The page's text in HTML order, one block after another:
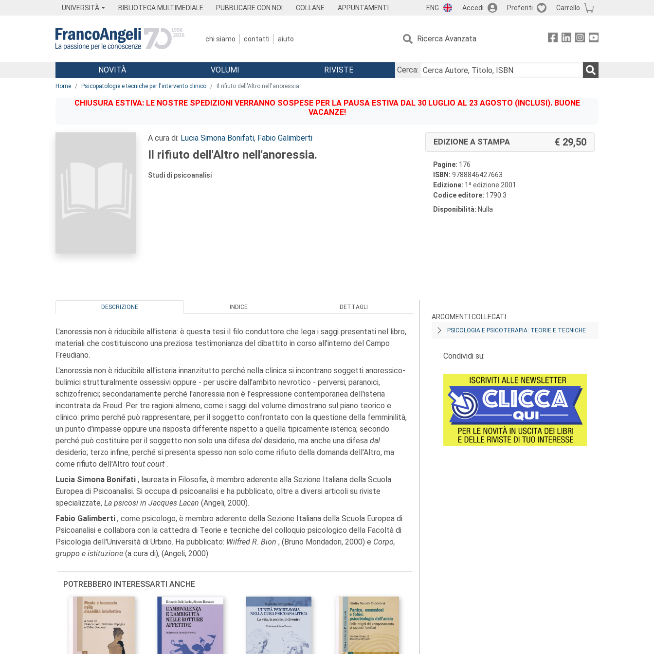
UNIVERSITÀ BIBLIOTECA MULTIMEDIALE PUBBLICARE CON NOI COLLANE APPUNTAMENTI ENG Accedi Preferiti Carrello
chi siamo contatti aiuto Ricerca Avanzata
Menu
NOVITÀ VOLUMI RIVISTE
Cerca:
Home Psicopatologie e tecniche per l'intervento clinico Il rifiuto dell'Altro nell'anoressia.
CHIUSURA ESTIVA: LE NOSTRE SPEDIZIONI VERRANNO SOSPESE PER LA PAUSA ESTIVA DAL 30 LUGLIO AL 23 AGOSTO (INCLUSI). BUONE
VACANZE!
A cura di: Lucia Simona Bonifati, Fabio Galimberti
Il rifiuto dell'Altro nell'anoressia.
Studi di psicoanalisi
EDIZIONE A STAMPA 29,50
Pagine: 176
ISBN: 9788846427663
Edizione: 1 a edizione 2001
Codice editore: 1790.3
Disponibilità: Nulla
DESCRIZIONE INDICE DETTAGLI
L'anoressia non è riducibile all'isteria: è questa tesi il filo conduttore che lega i saggi presentati nel libro,
materiali che costituiscono una preziosa testimonianza del dibattito in corso all'interno del Campo
Freudiano.
L'anoressia non è riducibile all'isteria innanzitutto perché nella clinica si incontrano soggetti anoressico-
bulimici strutturalmente ossessivi oppure - per uscire dall'ambito nevrotico - perversi, paranoici,
schizofrenici; secondariamente perché l'anoressia non è l'espressione contemporanea dell'isteria
incontrata da Freud. Per tre ragioni almeno, come i saggi del volume dimostrano sul piano teorico e
clinico: primo perché può rappresentare, per il soggetto confrontato con la questione della femminilità,
un punto d'impasse oppure una risposta differente rispetto a quella tipicamente isterica; secondo
perché può costituire per il soggetto non solo una difesa del desiderio, ma anche una difesa dal
desiderio; terzo infine, perché si presenta spesso non solo come rifiuto della domanda dell'Altro, ma
come rifiuto dell'Altro tout court .
Lucia Simona Bonifati , laureata in Filosofia, è membro aderente alla Sezione Italiana della Scuola
Europea di Psicoanalisi. Si occupa di psicoanalisi e ha pubblicato, oltre a diversi articoli su riviste
specializzate, La psicosi in Jacques Lacan (Angeli, 2000).
Fabio Galimberti , come psicologo, è membro aderente della Sezione Italiana della Scuola Europea di
Psicoanalisi e collabora con la cattedra di Teorie e tecniche del colloquio psicologico della Facoltà di
Psicologia dell'Università di Urbino. Ha pubblicato: Wilfred R. Bion , (Bruno Mondadori, 2000) e Corpo,
gruppo e istituzione (a cura di), (Angeli, 2000).
POTREBBERO INTERESSARTI ANCHE
ARGOMENTI COLLEGATI
PSICOLOGIA E PSICOTERAPIA: TEORIE E TECNICHE
Condividi su: